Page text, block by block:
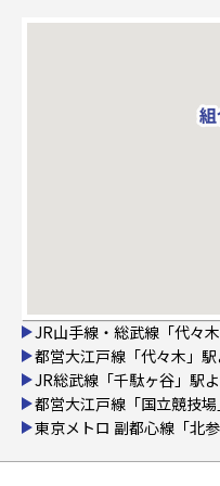
JR山手線・総武線「代々
都営大江戸線「代々木」
JR総武線「千駄ヶ谷」駅
都営大江戸線「国立競技
東京メトロ 副都心線「北